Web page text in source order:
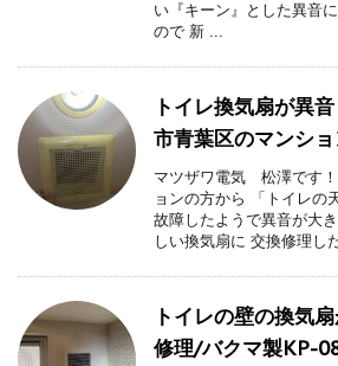
い『キーン』とした異音
ので 新 ...
トイレ換気扇が異
市青葉区のマンシ
マツザワ電気 松澤です
ョンの方から 「トイレの
故障したようで異音が大
しい換気扇に 交換修理し
トイレの壁の換気
修理/バクマ製KP-